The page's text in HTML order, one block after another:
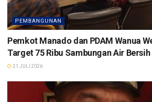
PEMBANGUNAN
Pemkot Manado dan PDAM Wanua
Target 75 Ribu Sambungan Air
21 JULI 2026